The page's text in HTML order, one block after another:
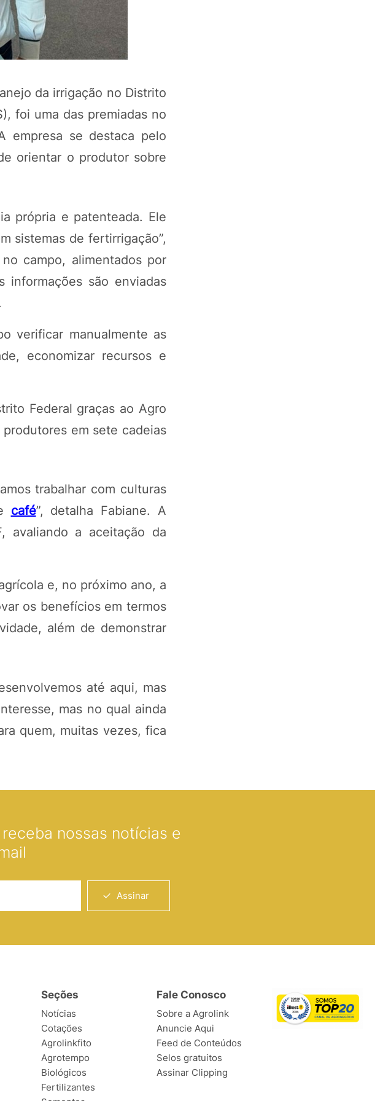
da irrigação no Distrito
foi uma das premiadas no
empresa se destaca pelo
orientar o produtor sobre
própria e patenteada. Ele
sistemas de fertirrigação”,
campo, alimentados por
são enviadas
verificar manualmente as
economizar recursos e
Federal graças ao Agro
em sete cadeias
trabalhar com culturas
café”, detalha Fabiane. A
avaliando a aceitação da
e, no próximo ano, a
os benefícios em termos
além de demonstrar
até aqui, mas
mas no qual ainda
quem, muitas vezes, fica
nossas notícias e
Assinar
Seções
Notícias
Cotações
Agrolinkfito
Agrotempo
Biológicos
Fertilizantes
Fale Conosco
Sobre a Agrolink
Anuncie Aqui
Feed de Conteúdos
Selos gratuitos
Assinar Clipping